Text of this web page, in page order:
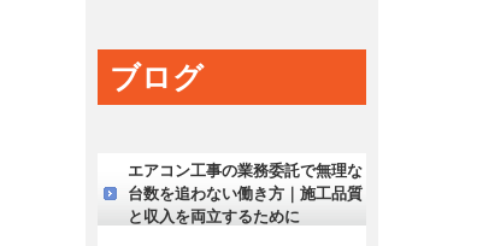
ブログ
エアコン工事の業務委託で無理な
台数を追わない働き方｜施工品質
と収入を両立するために